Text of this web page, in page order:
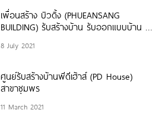
เพื่อนสร้าง บิวดิ้ง (PHUEANSANG
BUILDING) รับสร้างบ้าน รับออกแบบบ้าน ดู
บ้าน
8 July 2021
ศูนย์รับสร้างบ้านพีดีเฮ้าส์ (PD House)
สาขาชุมพร
11 March 2021